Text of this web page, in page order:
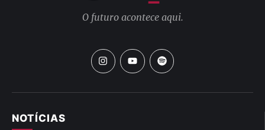
NOTÍCIAS
O futuro acontece aqui.